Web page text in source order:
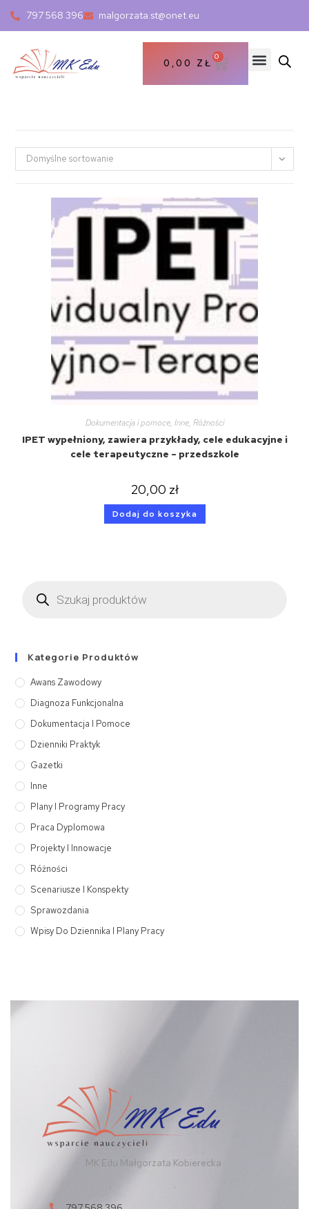
797 568 396 malgorzata.st@onet.eu
0,00 ZŁ
0
Domyślne sortowanie
Dokumentacja i pomoce, Inne, Różności
IPET wypełniony, zawiera przykłady, cele edukacyjne i
cele terapeutyczne – przedszkole
20,00 zł
Dodaj do koszyka
Kategorie Produktów
Awans Zawodowy
Diagnoza Funkcjonalna
Dokumentacja I Pomoce
Dzienniki Praktyk
Gazetki
Inne
Plany I Programy Pracy
Praca Dyplomowa
Projekty I Innowacje
Różności
Scenariusze I Konspekty
Sprawozdania
Wpisy Do Dziennika I Plany Pracy
MK Edu Małgorzata Kobierecka